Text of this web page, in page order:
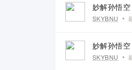
妙解孙悟空
SKYBNU •
妙解孙悟空
SKYBNU •